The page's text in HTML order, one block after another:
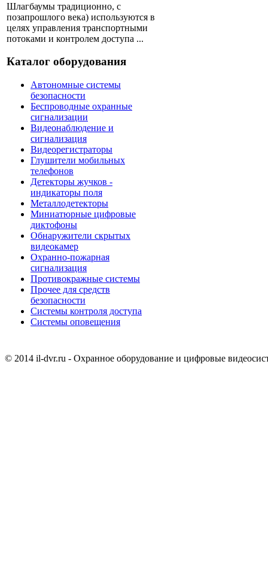
Шлагбаумы традиционно, с
позапрошлого века) используются в
целях управления транспортными
потоками и контролем доступа ...
Каталог оборудования
Автономные системы
безопасности
Беспроводные охранные
сигнализации
Видеонаблюдение и
сигнализация
Видеорегистраторы
Глушители мобильных
телефонов
Детекторы жучков -
индикаторы поля
Металлодетекторы
Миниатюрные цифровые
диктофоны
Обнаружители скрытых
видеокамер
Охранно-пожарная
сигнализация
Противокражные системы
Прочее для средств
безопасности
Системы контроля доступа
Системы оповещения
© 2014 il-dvr.ru - Охранное оборудование и цифровые